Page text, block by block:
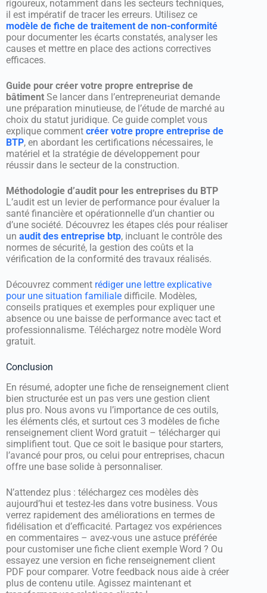
rigoureux, notamment dans les secteurs techniques,
il est impératif de tracer les erreurs. Utilisez ce
modèle de fiche de traitement de non-conformité
pour documenter les écarts constatés, analyser les
causes et mettre en place des actions correctives
efficaces.
Guide pour créer votre propre entreprise de
bâtiment Se lancer dans l’entrepreneuriat demande
une préparation minutieuse, de l’étude de marché au
choix du statut juridique. Ce guide complet vous
explique comment créer votre propre entreprise de
BTP, en abordant les certifications nécessaires, le
matériel et la stratégie de développement pour
réussir dans le secteur de la construction.
Méthodologie d’audit pour les entreprises du BTP
L’audit est un levier de performance pour évaluer la
santé financière et opérationnelle d’un chantier ou
d’une société. Découvrez les étapes clés pour réaliser
un audit des entreprise btp, incluant le contrôle des
normes de sécurité, la gestion des coûts et la
vérification de la conformité des travaux réalisés.
Découvrez comment rédiger une lettre explicative
pour une situation familiale difficile. Modèles,
conseils pratiques et exemples pour expliquer une
absence ou une baisse de performance avec tact et
professionnalisme. Téléchargez notre modèle Word
gratuit.
Conclusion
En résumé, adopter une fiche de renseignement client
bien structurée est un pas vers une gestion client
plus pro. Nous avons vu l’importance de ces outils,
les éléments clés, et surtout ces 3 modèles de fiche
renseignement client Word gratuit – télécharger qui
simplifient tout. Que ce soit le basique pour starters,
l’avancé pour pros, ou celui pour entreprises, chacun
offre une base solide à personnaliser.
N’attendez plus : téléchargez ces modèles dès
aujourd’hui et testez-les dans votre business. Vous
verrez rapidement des améliorations en termes de
fidélisation et d’efficacité. Partagez vos expériences
en commentaires – avez-vous une astuce préférée
pour customiser une fiche client exemple Word ? Ou
essayez une version en fiche renseignement client
PDF pour comparer. Votre feedback nous aide à créer
plus de contenu utile. Agissez maintenant et